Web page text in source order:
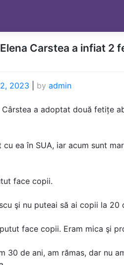
Carstea a infiat 2
2023 by admin
Cârstea a adoptat două fetițe
cu ea în SUA, iar acum sunt
face copii.
şi nu puteai să ai copii la
face copii. Eram mica şi
30 de ani, am rămas, dar nu